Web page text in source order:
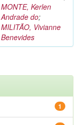
MONTE, Kerlen
Andrade do;
MILITÃO, Vivianne
Benevides
1